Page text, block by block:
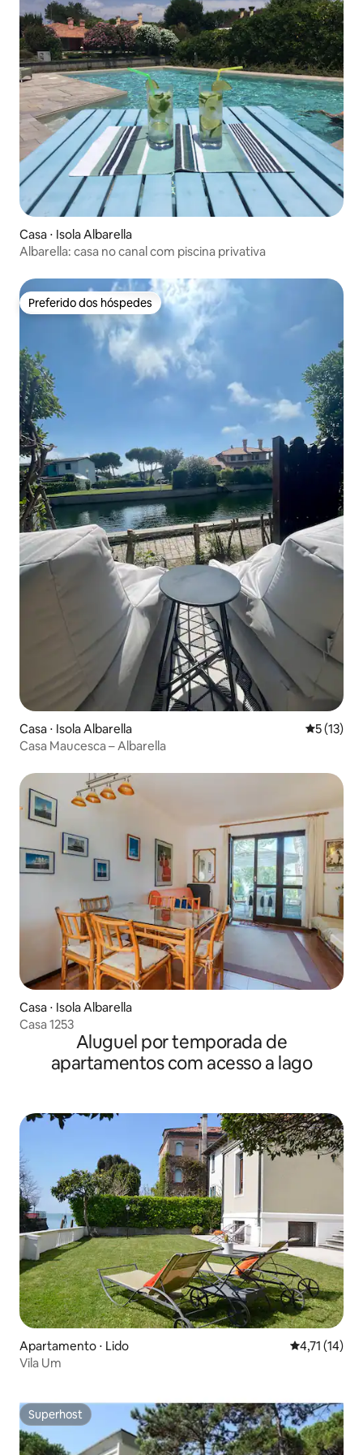
Casa ⋅ Isola Albarella
Albarella: casa no canal com piscina privativa
Preferido dos hóspedes
Preferido dos hóspedes
Casa ⋅ Isola Albarella 5 de uma
5 (13)
Casa Maucesca – Albarella
Casa ⋅ Isola Albarella
Casa 1253
Aluguel por temporada de
apartamentos com acesso a lago
Apartamento ⋅ Lido 4,71 de uma
4,71 (14)
Vila Um
Superhost
Superhost